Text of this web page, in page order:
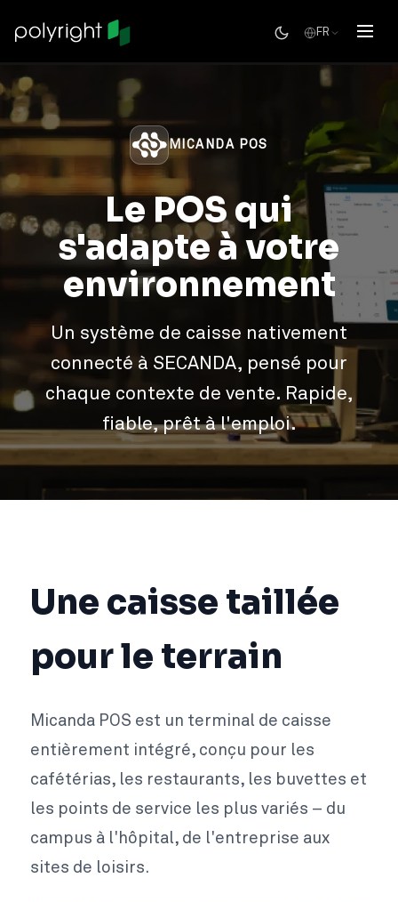
FR
MICANDA POS
Le POS qui
s'adapte à votre
environnement
Un système de caisse nativement
connecté à SECANDA, pensé pour
chaque contexte de vente. Rapide,
fiable, prêt à l'emploi.
Une caisse taillée
pour le terrain
Micanda POS est un terminal de caisse
entièrement intégré, conçu pour les
cafétérias, les restaurants, les buvettes et
les points de service les plus variés – du
campus à l'hôpital, de l'entreprise aux
sites de loisirs.